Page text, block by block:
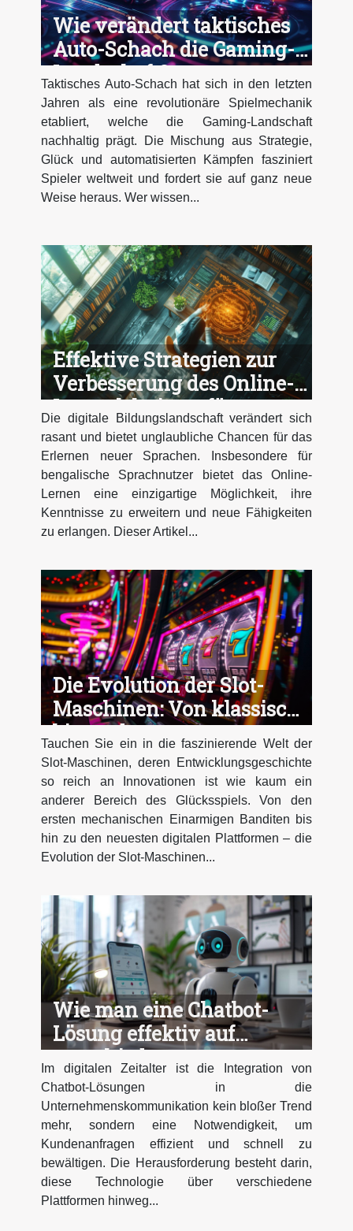
Wie verändert taktisches
Auto-Schach die Gaming-
Landschaft?
Taktisches Auto-Schach hat sich in den letzten
Jahren als eine revolutionäre Spielmechanik
etabliert, welche die Gaming-Landschaft
nachhaltig prägt. Die Mischung aus Strategie,
Glück und automatisierten Kämpfen fasziniert
Spieler weltweit und fordert sie auf ganz neue
Weise heraus. Wer wissen...
Effektive Strategien zur
Verbesserung des Online-
Lernerlebnisses für
bengalische Sprachnutzer
Die digitale Bildungslandschaft verändert sich
rasant und bietet unglaubliche Chancen für das
Erlernen neuer Sprachen. Insbesondere für
bengalische Sprachnutzer bietet das Online-
Lernen eine einzigartige Möglichkeit, ihre
Kenntnisse zu erweitern und neue Fähigkeiten
zu erlangen. Dieser Artikel...
Die Evolution der Slot-
Maschinen: Von klassisch
bis modern
Tauchen Sie ein in die faszinierende Welt der
Slot-Maschinen, deren Entwicklungsgeschichte
so reich an Innovationen ist wie kaum ein
anderer Bereich des Glücksspiels. Von den
ersten mechanischen Einarmigen Banditen bis
hin zu den neuesten digitalen Plattformen – die
Evolution der Slot-Maschinen...
Wie man eine Chatbot-
Lösung effektiv auf
verschiedenen
Plattformen einsetzt
Im digitalen Zeitalter ist die Integration von
Chatbot-Lösungen in die
Unternehmenskommunikation kein bloßer Trend
mehr, sondern eine Notwendigkeit, um
Kundenanfragen effizient und schnell zu
bewältigen. Die Herausforderung besteht darin,
diese Technologie über verschiedene
Plattformen hinweg...